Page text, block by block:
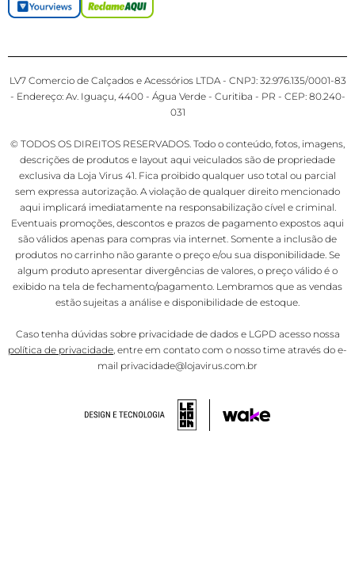
LV7 Comercio de Calçados e Acessórios LTDA - CNPJ: 32.976.135/0001-83
- Endereço: Av. Iguaçu, 4400 - Água Verde - Curitiba - PR - CEP: 80.240-
031
© TODOS OS DIREITOS RESERVADOS. Todo o conteúdo, fotos, imagens,
descrições de produtos e layout aqui veiculados são de propriedade
exclusiva da Loja Virus 41. Fica proibido qualquer uso total ou parcial
sem expressa autorização. A violação de qualquer direito mencionado
aqui implicará imediatamente na responsabilização cível e criminal.
Eventuais promoções, descontos e prazos de pagamento expostos aqui
são válidos apenas para compras via internet. Somente a inclusão de
produtos no carrinho não garante o preço e/ou sua disponibilidade. Se
algum produto apresentar divergências de valores, o preço válido é o
exibido na tela de fechamento/pagamento. Lembramos que as vendas
estão sujeitas a análise e disponibilidade de estoque.
Caso tenha dúvidas sobre privacidade de dados e LGPD acesso nossa
política de privacidade, entre em contato com o nosso time através do e-
mail privacidade@lojavirus.com.br